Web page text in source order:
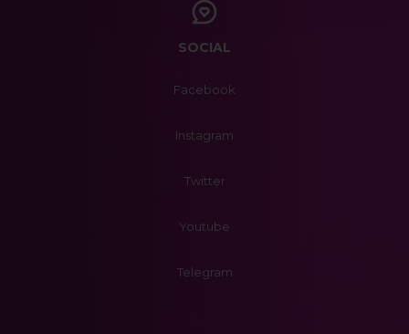
SOCIAL
Facebook
Instagram
Twitter
Youtube
Telegram